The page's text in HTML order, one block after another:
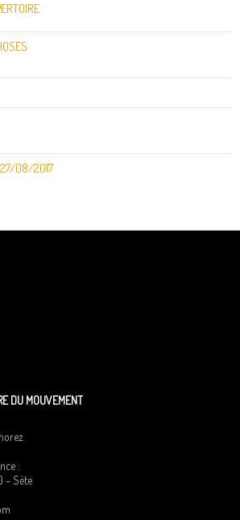
27/08/2017
DU MOUVEMENT
:
– Sète